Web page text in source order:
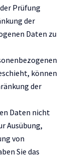
Prüfung
der
Daten zu
können
der
Daten nicht
Ausübung,
von
Sie das